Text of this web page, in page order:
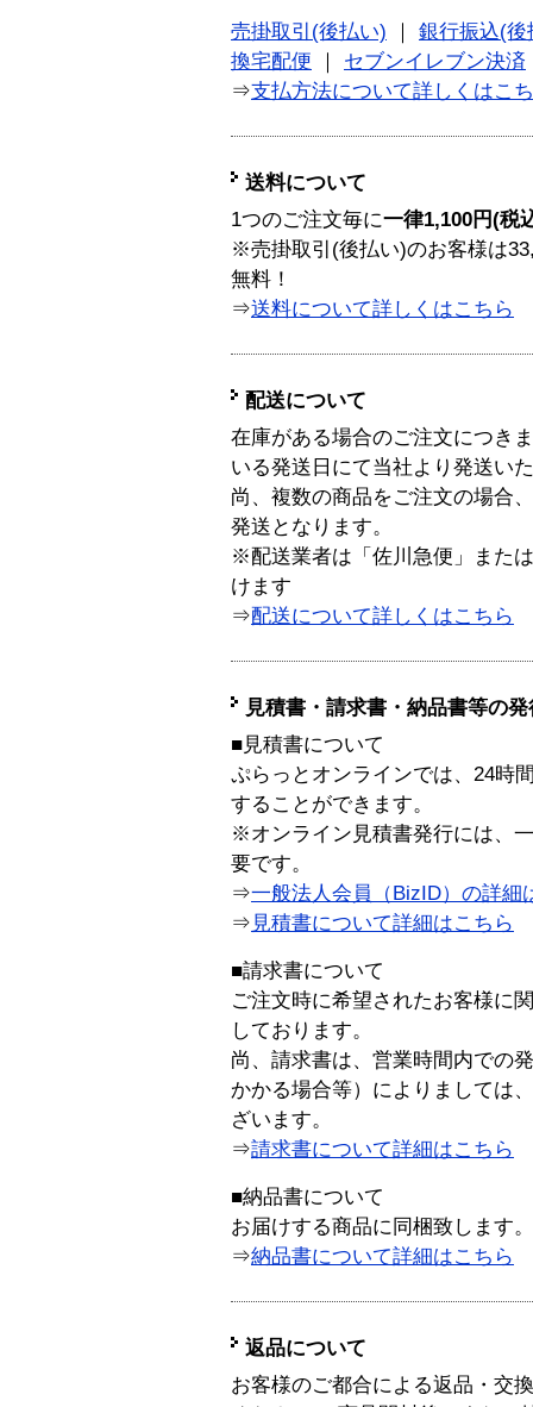
売掛取引(後払い)
銀行振込(後
換宅配便
セブンイレブン決済
⇒支払方法について詳しくはこ
送料について
1つのご注文毎に一律1,100円(税
※売掛取引(後払い)のお客様は
無料！
⇒送料について詳しくはこちら
配送について
在庫がある場合のご注文につき
いる発送日にて当社より発送い
尚、複数の商品をご注文の場合
発送となります。
※配送業者は「佐川急便」また
けます
⇒配送について詳しくはこちら
見積書・請求書・納品書等の
■見積書について
ぷらっとオンラインでは、24時
することができます。
※オンライン見積書発行には、
要です。
⇒一般法人会員（BizID）の詳細
⇒ 見積書について詳細はこちら
■請求書について
ご注文時に希望されたお客様に
しております。
尚、請求書は、営業時間内での
かかる場合等）によりましては
ざいます。
⇒請求書について詳細はこちら
■納品書について
お届けする商品に同梱致します。
⇒納品書について詳細はこちら
返品について
お客様のご都合による返品・交